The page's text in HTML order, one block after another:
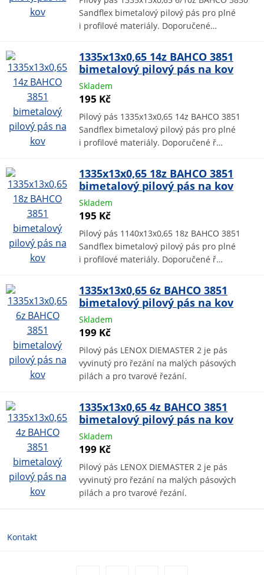
Sandflex bimetalový pilový pás pro plné
i profilové materiály. Doporučené…
1335x13x0,65 14z BAHCO 3851
bimetalový pilový pás na kov
Skladem
195 Kč
Pilový pás 1335x13x0,65 14z BAHCO 3851
Sandflex bimetalový pilový pás pro plné
i profilové materiály. Doporučené ř…
1335x13x0,65 18z BAHCO 3851
bimetalový pilový pás na kov
Skladem
195 Kč
Pilový pás 1140x13x0,65 18z BAHCO 3851
Sandflex bimetalový pilový pás pro plné
i profilové materiály. Doporučené ř…
1335x13x0,65 6z BAHCO 3851
bimetalový pilový pás na kov
Skladem
199 Kč
Pilový pás LENOX DIEMASTER 2 je pás
vyvinutý pro řezání na malých pásových
pilách a pro tvarové řezání.
1335x13x0,65 4z BAHCO 3851
bimetalový pilový pás na kov
Skladem
199 Kč
Pilový pás LENOX DIEMASTER 2 je pás
vyvinutý pro řezání na malých pásových
pilách a pro tvarové řezání.
Kontakt